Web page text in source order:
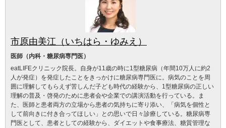
市原由美江（いちはら・ゆみえ）
医師（内科・糖尿病専門医）
eatLIFEクリニック院長。自身が11歳の時に1型糖尿病（年間10万人に約2
人が発症）を発症したことをきっかけに糖尿病専門医に。病気のことを周
囲に理解してもらえず苦しんだ子ども時代の経験から、1型糖尿病の正しい
理解の普及・啓発のために患者会や企業での講演活動を行っている。ま
た、医師と患者両方の立場から患者の気持ちに寄り添い、「病気を個性と
して前向きに付き合ってほしい」との思いで日々診療している。糖尿病専
門医として、患者としての経験から、ダイエットや食事療法、糖質管理な